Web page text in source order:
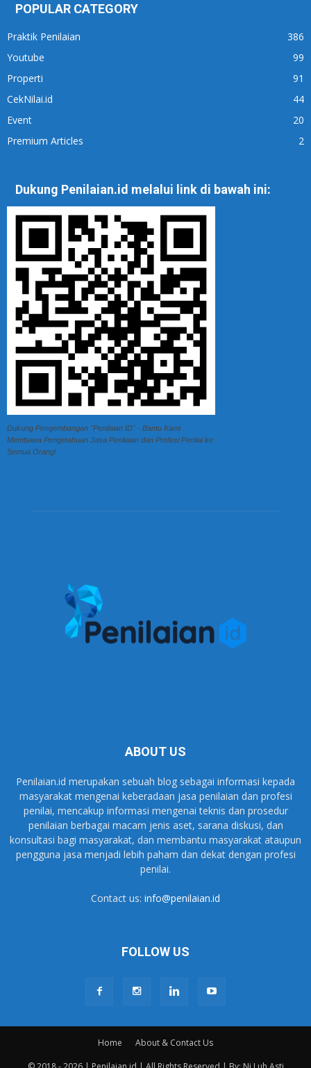
POPULAR CATEGORY
Praktik Penilaian
386
Youtube
99
Properti
91
CekNilai.id
44
Event
20
Premium Articles
2
Dukung Penilaian.id melalui link di bawah ini:
Dukung Pengembangan "Penilaian ID" - Bantu Kami
Membawa Pengetahuan Jasa Penilaian dan Profesi Penilai ke
Semua Orang!
ABOUT US
Penilaian.id merupakan sebuah blog sebagai informasi kepada
masyarakat mengenai keberadaan jasa penilaian dan profesi
penilai, mencakup informasi mengenai teknis dan prosedur
penilaian berbagai macam jenis aset, sarana diskusi, dan
konsultasi bagi masyarakat, dan membantu masyarakat ataupun
pengguna jasa menjadi lebih paham dan dekat dengan profesi
penilai.
Contact us: info@penilaian.id
FOLLOW US
Home
About & Contact Us